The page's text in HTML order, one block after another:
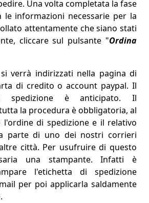
Una volta completata la fase
informazioni necessarie per la
attentamente che siano stati
cliccare sul pulsante "Ordina
verrà indirizzati nella pagina di
di credito o account paypal. Il
spedizione è anticipato. Il
la procedura è obbligatoria, al
di spedizione e il relativo
parte di uno dei nostri corrieri
città. Per usufruire di questo
una stampante. Infatti è
l'etichetta di spedizione
per poi applicarla saldamente